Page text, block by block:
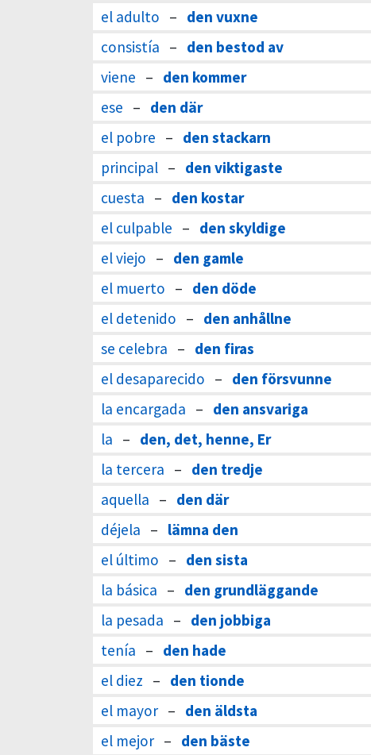
el adulto – den vuxne
consistía – den bestod av
viene – den kommer
ese – den där
el pobre – den stackarn
principal – den viktigaste
cuesta – den kostar
el culpable – den skyldige
el viejo – den gamle
el muerto – den döde
el detenido – den anhållne
se celebra – den firas
el desaparecido – den försvunne
la encargada – den ansvariga
la – den, det, henne, Er
la tercera – den tredje
aquella – den där
déjela – lämna den
el último – den sista
la básica – den grundläggande
la pesada – den jobbiga
tenía – den hade
el diez – den tionde
el mayor – den äldsta
el mejor – den bäste